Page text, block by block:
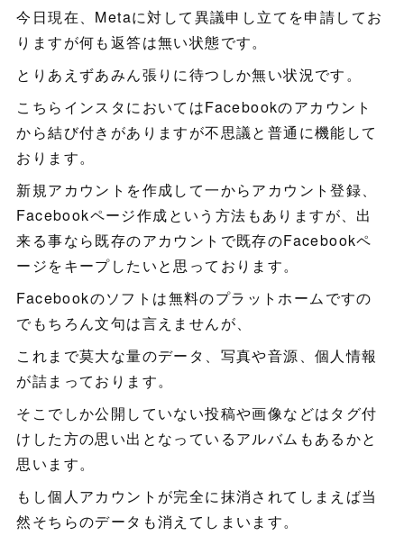
今日現在、Metaに対して異議申し立てを申請してお
りますが何も返答は無い状態です。
とりあえずあみん張りに待つしか無い状況です。
こちらインスタにおいてはFacebookのアカウント
から結び付きがありますが不思議と普通に機能して
おります。
新規アカウントを作成して一からアカウント登録、
Facebookページ作成という方法もありますが、出
来る事なら既存のアカウントで既存のFacebookペ
ージをキープしたいと思っております。
Facebookのソフトは無料のプラットホームですの
でもちろん文句は言えませんが、
これまで莫大な量のデータ、写真や音源、個人情報
が詰まっております。
そこでしか公開していない投稿や画像などはタグ付
けした方の思い出となっているアルバムもあるかと
思います。
もし個人アカウントが完全に抹消されてしまえば当
然そちらのデータも消えてしまいます。